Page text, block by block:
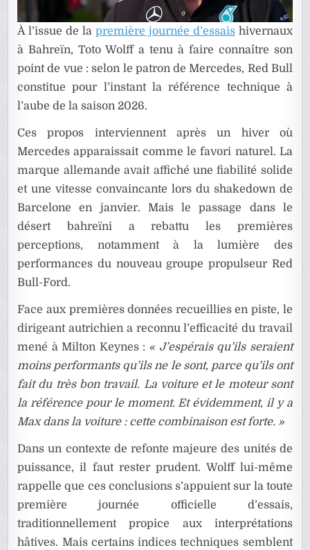
À l’issue de la première journée d’essaishivernaux
à Bahreïn, Toto Wolff a tenu à faire connaître son
point de vue : selon le patron de Mercedes, Red Bull
constitue pour l’instant la référence technique à
l’aube de la saison 2026.
Ces propos interviennent après un hiver où
Mercedes apparaissait comme le favori naturel. La
marque allemande avait affiché une fiabilité solide
et une vitesse convaincante lors du shakedown de
Barcelone en janvier. Mais le passage dans le
désert bahreïni a rebattu les premières
perceptions, notamment à la lumière des
performances du nouveau groupe propulseur Red
Bull-Ford.
Face aux premières données recueillies en piste, le
dirigeant autrichien a reconnu l’efficacité du travail
mené à Milton Keynes : « J’espérais qu’ils seraient
moins performants qu’ils ne le sont, parce qu’ils ont
fait du très bon travail. La voiture et le moteur sont
la référence pour le moment. Et évidemment, il y a
Max dans la voiture : cette combinaison est forte. »
Dans un contexte de refonte majeure des unités de
puissance, il faut rester prudent. Wolff lui-même
rappelle que ces conclusions s’appuient sur la toute
première journée officielle d’essais,
traditionnellement propice aux interprétations
hâtives. Mais certains indices techniques semblent